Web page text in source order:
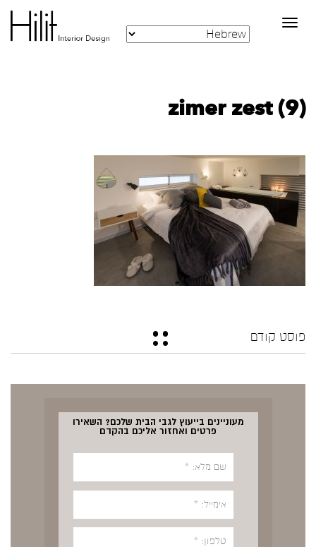
Toggle
navigation
zimer zest (9)
פוסט קודם
מעוניינים בייעוץ לגבי הבית שלכם? השאירו
פרטים ואחזור אליכם בהקדם